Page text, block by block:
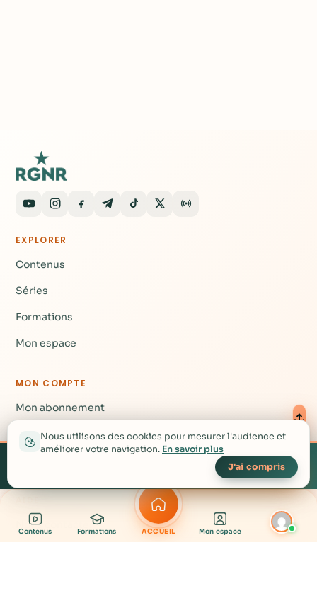
Contenus Formations ACCUEIL Mon espace
Nous utilisons des cookies pour mesurer l'audience et
améliorer votre navigation. En savoir plus
J'ai compris
EXPLORER
Contenus
Séries
Formations
Mon espace
MON COMPTE
Mon abonnement
Mes notes
Nous contacter
▴
Créez votre compte
Créer mon compte gratuit →